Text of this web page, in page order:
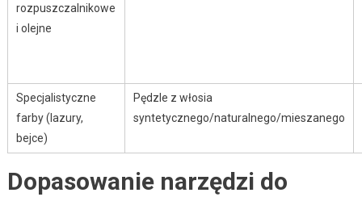
rozpuszczalnikowe
i olejne
Specjalistyczne
farby (lazury,
bejce)
Pędzle z włosia
syntetycznego/naturalnego/mieszanego
Dopasowanie narzędzi do